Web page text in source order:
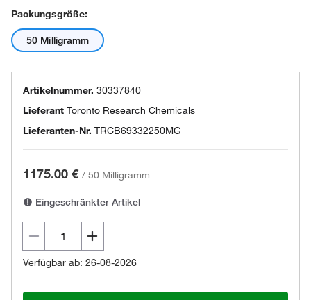
Packungsgröße:
50 Milligramm
Artikelnummer. 30337840
Lieferant Toronto Research Chemicals
Lieferanten-Nr. TRCB69332250MG
1175.00 € / 50 Milligramm
Eingeschränkter Artikel
Verfügbar ab: 26-08-2026